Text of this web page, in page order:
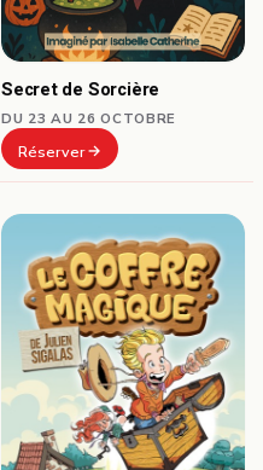
Secret de Sorcière
DU 23 AU 26 OCTOBRE
Réserver